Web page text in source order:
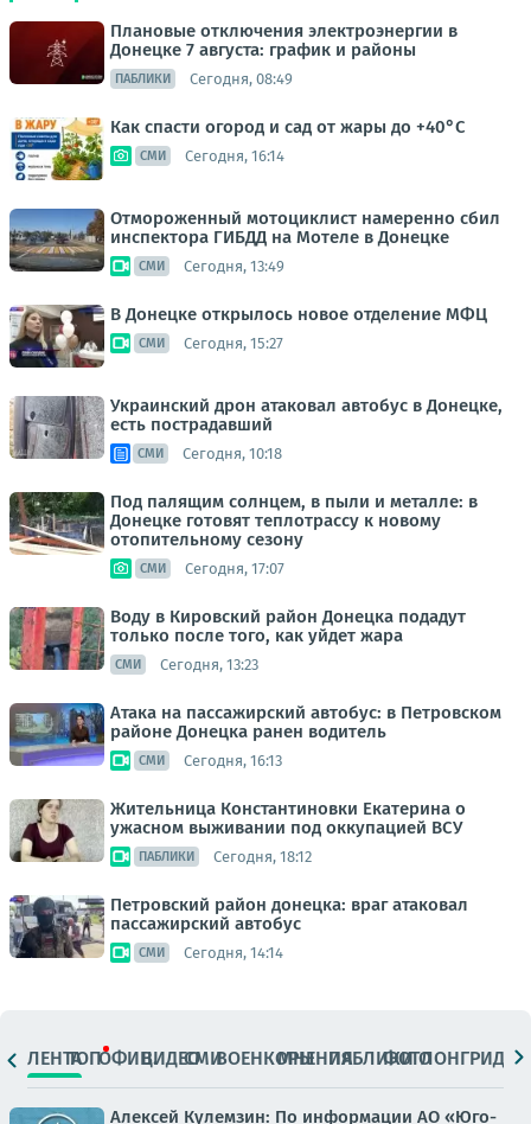
Плановые отключения электроэнергии в
Донецке 7 августа: график и районы
ПАБЛИКИ Сегодня, 08:49
Как спасти огород и сад от жары до +40°C
СМИ Сегодня, 16:14
Отмороженный мотоциклист намеренно сбил
инспектора ГИБДД на Мотеле в Донецке
СМИ Сегодня, 13:49
В Донецке открылось новое отделение МФЦ
СМИ Сегодня, 15:27
Украинский дрон атаковал автобус в Донецке,
есть пострадавший
СМИ Сегодня, 10:18
Под палящим солнцем, в пыли и металле: в
Донецке готовят теплотрассу к новому
отопительному сезону
СМИ Сегодня, 17:07
Воду в Кировский район Донецка подадут
только после того, как уйдет жара
СМИ Сегодня, 13:23
Атака на пассажирский автобус: в Петровском
районе Донецка ранен водитель
СМИ Сегодня, 16:13
Жительница Константиновки Екатерина о
ужасном выживании под оккупацией ВСУ
ПАБЛИКИ Сегодня, 18:12
Петровский район донецка: враг атаковал
пассажирский автобус
СМИ Сегодня, 14:14
ЛЕНТАТОПОФИЦ.ВИДЕОСМИВОЕНКОРЫМНЕНИЯПАБЛИКИ
ФОТОЛОНГРИДЫ
Алексей Кулемзин: По информации АО «Юго-